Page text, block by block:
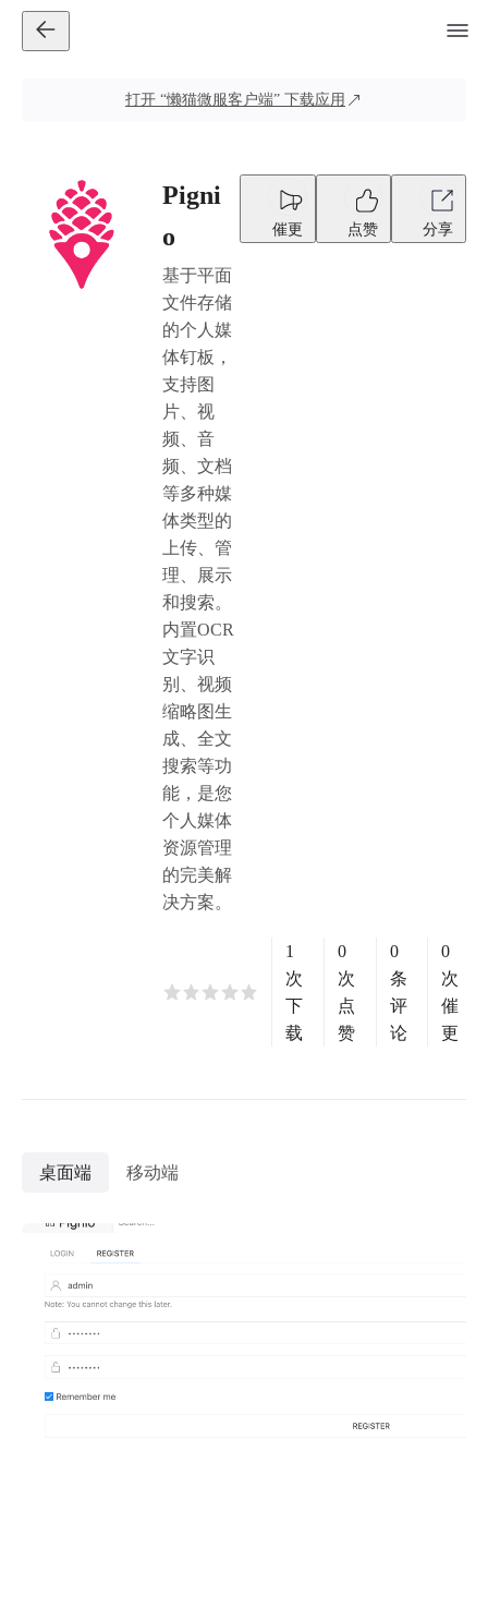
打开 “懒猫微服客户端” 下载应用
Pigni
o
基于平面
文件存储
的个人媒
体钉板，
支持图
片、视
频、音
频、文档
等多种媒
体类型的
上传、管
理、展示
和搜索。
内置OCR
文字识
别、视频
缩略图生
成、全文
搜索等功
能，是您
个人媒体
资源管理
的完美解
决方案。
催更 点赞 分享
1
次
下
载
0
次
点
赞
0
条
评
论
0
次
催
更
桌面端 移动端